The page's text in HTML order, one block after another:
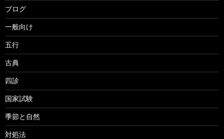
ブログ
一般向け
五行
古典
四診
国家試験
季節と自然
対処法